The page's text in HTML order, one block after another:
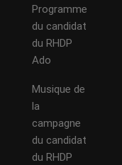
Programme
du candidat
du RHDP
Ado
Musique de
la
campagne
du candidat
du RHDP